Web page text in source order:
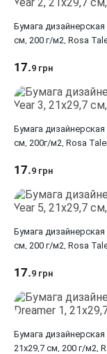
Бумага
см, 200 г/м2, Rosa
17.9 грн
Бумага
см, 200г/м2, Rosa
17.9 грн
Бумага
см, 200 г/м2, Rosa
17.9 грн
Бумага
21х29,7 см, 200 г/м2,